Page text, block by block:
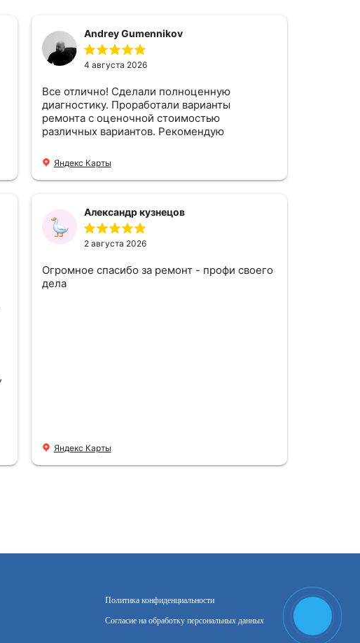
Andrey Gumennikov
4 августа 2026
Все отлично! Сделали полноценную
диагностику. Проработали варианты
ремонта с оценочной стоимостью
различных вариантов. Рекомендую
Яндекс Карты
Александр кузнецов
2 августа 2026
Огромное спасибо за ремонт - профи своего
дела
Яндекс Карты
Политика конфиденциальности
Согласие на обработку персональных данных